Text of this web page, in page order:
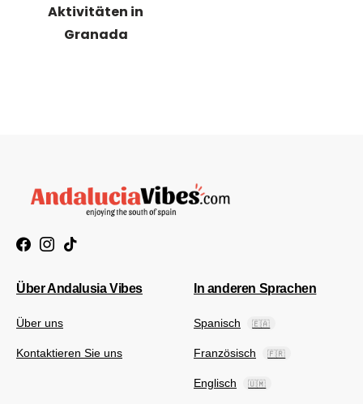
Aktivitäten in
Granada
Über Andalusia Vibes
Über uns
Kontaktieren Sie uns
In anderen Sprachen
Spanisch 🇪🇦
Französisch 🇫🇷
Englisch 🇺🇲